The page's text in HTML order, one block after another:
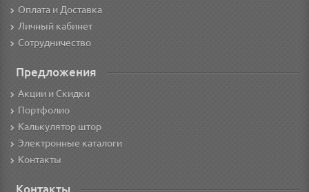
Оплата и Доставка
Личный кабинет
Сотрудничество
Предложения
Акции и Скидки
Портфолио
Калькулятор штор
Электронные каталоги
Контакты
Контакты